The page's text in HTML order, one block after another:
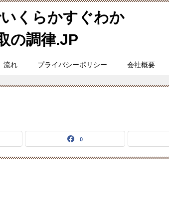
くらかすぐわか
の調律.JP
流れ プライバシーポリシー 会社概要
0